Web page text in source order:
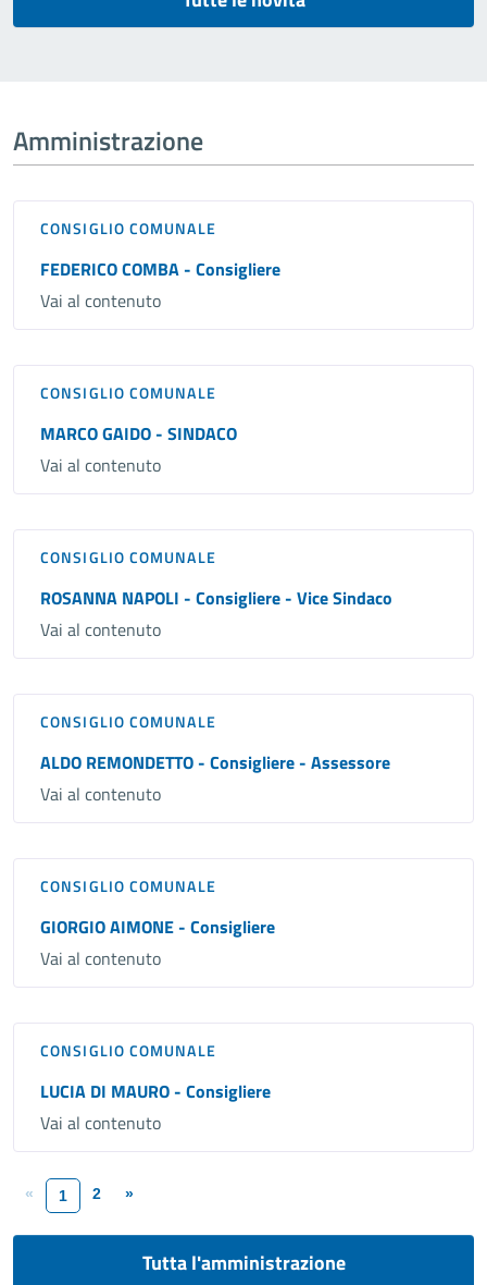
Amministrazione
CONSIGLIO COMUNALE
FEDERICO COMBA - Consigliere
Vai al contenuto
CONSIGLIO COMUNALE
MARCO GAIDO - SINDACO
Vai al contenuto
CONSIGLIO COMUNALE
ROSANNA NAPOLI - Consigliere - Vice Sindaco
Vai al contenuto
CONSIGLIO COMUNALE
ALDO REMONDETTO - Consigliere - Assessore
Vai al contenuto
CONSIGLIO COMUNALE
GIORGIO AIMONE - Consigliere
Vai al contenuto
CONSIGLIO COMUNALE
LUCIA DI MAURO - Consigliere
Vai al contenuto
« 1 2 »
Tutta l'amministrazione